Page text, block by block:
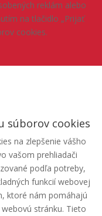
reklám alebo
na tlačidlo „Prijať
cookies.
súborov cookies
na zlepšenie vášho
vašom prehliadači
podľa potreby,
funkcií webovej
ktoré nám pomáhajú
stránku. Tieto